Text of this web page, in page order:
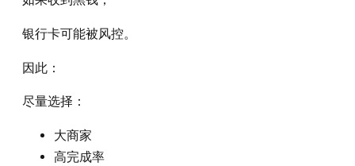
银行卡可能被风控。
因此：
尽量选择：
大商家
高完成率